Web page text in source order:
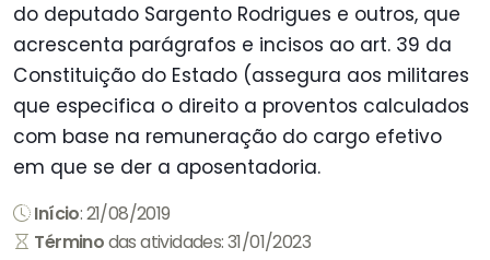
do deputado Sargento Rodrigues e outros, que
acrescenta parágrafos e incisos ao art. 39 da
Constituição do Estado (assegura aos militares
que especifica o direito a proventos calculados
com base na remuneração do cargo efetivo
em que se der a aposentadoria.
Início: 21/08/2019
Términodas atividades: 31/01/2023